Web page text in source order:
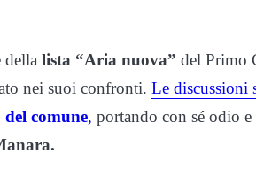
della lista “Aria nuova” del Primo
nei suoi confronti. Le discussioni
comune, portando con sé odio